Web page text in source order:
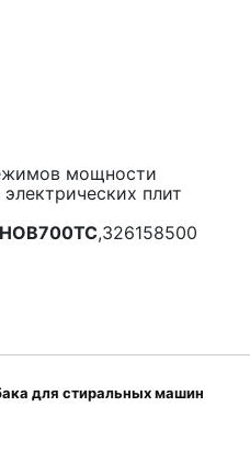
мощности
плит
HOB700TC,326158500
для стиральных машин